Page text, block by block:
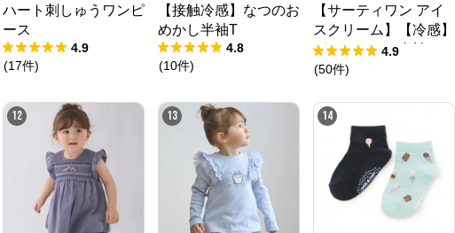
ハート刺しゅうワンピ
ース
4.9
(17件)
【接触冷感】なつのお
めかし半袖T
4.8
(10件)
【サーティワン アイ
スクリーム】【冷感】
グラフィック半袖Tシ
ャツ
4.9
(50件)
12 13 14